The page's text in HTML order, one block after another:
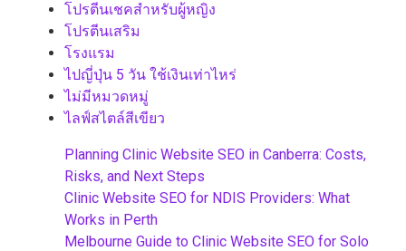
โปรตีนเชคสำหรับผู้หญิง
โปรตีนเสริม
โรงแรม
ไปญี่ปุ่น 5 วัน ใช้เงินเท่าไหร่
ไม่มีหมวดหมู่
ไลฟ์สไตล์สีเขียว
Planning Clinic Website SEO in Canberra: Costs,
Risks, and Next Steps
Clinic Website SEO for NDIS Providers: What
Works in Perth
Melbourne Guide to Clinic Website SEO for Solo